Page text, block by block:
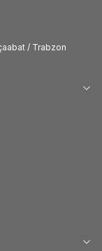
/ Trabzon